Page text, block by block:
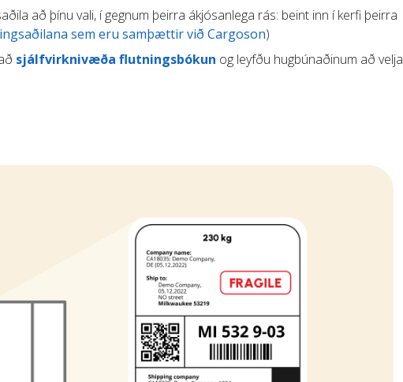
að þínu vali, í gegnum þeirra ákjósanlega rás: beint inn í kerfi þeirra
sem eru samþættir við Cargoson)
sjálfvirknivæða flutningsbókun og leyfðu hugbúnaðinum að velja